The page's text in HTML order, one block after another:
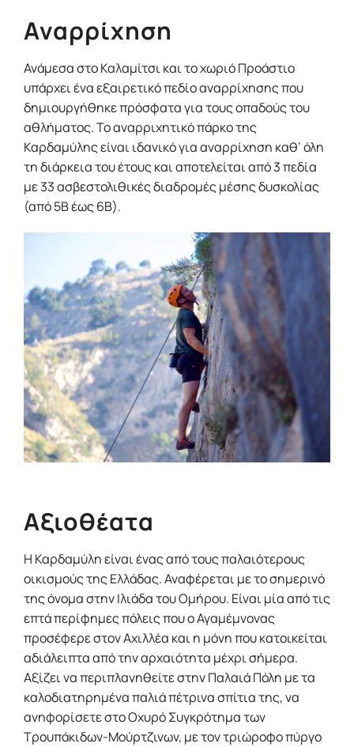
Αναρρίχηση
Ανάμεσα στο Καλαμίτσι και το χωριό Προάστιο
υπάρχει ένα εξαιρετικό πεδίο αναρρίχησης που
δημιουργήθηκε πρόσφατα για τους οπαδούς του
αθλήματος. Το αναρριχητικό πάρκο της
Καρδαμύλης είναι ιδανικό για αναρρίχηση καθ’ όλη
τη διάρκεια του έτους και αποτελείται από 3 πεδία
με 33 ασβεστολιθικές διαδρομές μέσης δυσκολίας
(από 5Β έως 6Β).
Αξιοθέατα
Η Καρδαμύλη είναι ένας από τους παλαιότερους
οικισμούς της Ελλάδας. Αναφέρεται με το σημερινό
της όνομα στην Ιλιάδα του Ομήρου. Είναι μία από τις
επτά περίφημες πόλεις που ο Αγαμέμνονας
προσέφερε στον Αχιλλέα και η μόνη που κατοικείται
αδιάλειπτα από την αρχαιότητα μέχρι σήμερα.
Αξίζει να περιπλανηθείτε στην Παλαιά Πόλη με τα
καλοδιατηρημένα παλιά πέτρινα σπίτια της, να
ανηφορίσετε στο Οχυρό Συγκρότημα των
Τρουπάκιδων-Μούρτζινων, με τον τριώροφο πύργο